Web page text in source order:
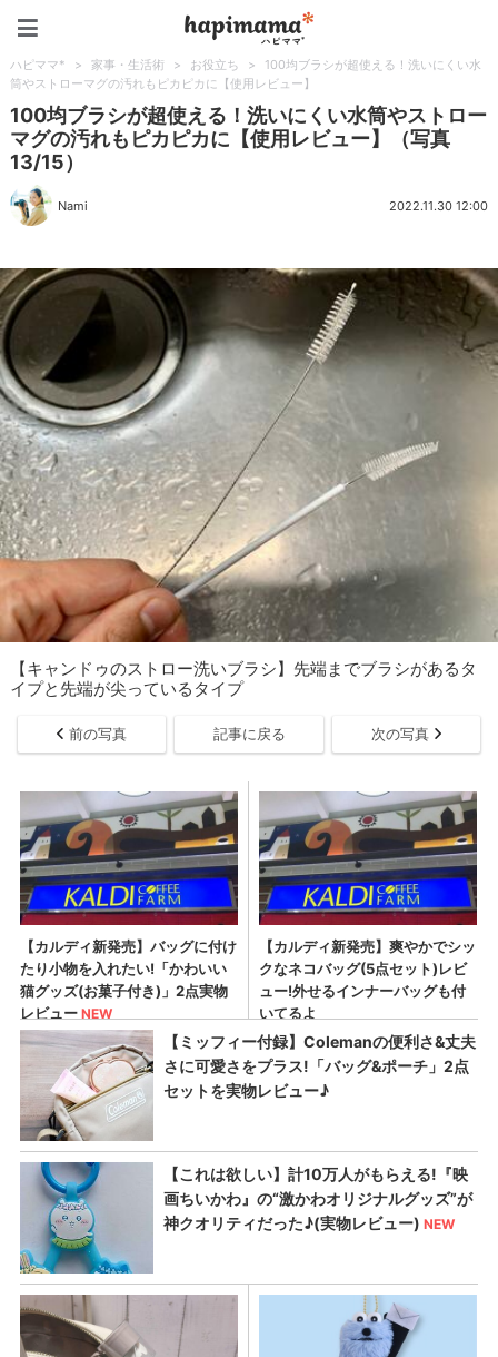
ハピママ* > 家事・生活術 > お役立ち >
100均ブラシが超使える！洗いにくい水
筒やストローマグの汚れもピカピカに【使用レビュー】
100均ブラシが超使える！洗いにくい水筒やストロー
マグの汚れもピカピカに【使用レビュー】（写真
13/15）
Nami 2022.11.30 12:00
【キャンドゥのストロー洗いブラシ】先端までブラシがあるタ
イプと先端が尖っているタイプ
前の写真 記事に戻る 次の写真